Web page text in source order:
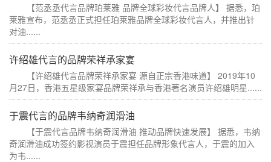
【范丞丞代言品牌珀莱雅 品牌全球彩妆代言品牌人】 据悉，珀
莱雅宣布，范丞丞正式担任珀莱雅品牌全球彩妆代言人，并推出针
对油......
许绍雄代言的品牌荣祥承家宴
【许绍雄代言品牌荣祥承家宴 源自正宗香港味道】 2019年10
月27日，香港五星级家宴品牌荣祥承与香港著名演员许绍雄明星......
于震代言的品牌韦纳奇润滑油
【于震代言品牌韦纳奇润滑油 推动品牌快速发展】 据悉，韦纳
奇润滑油成功签约影视演员于震担任品牌形象代言人，于震的加入
为韦......